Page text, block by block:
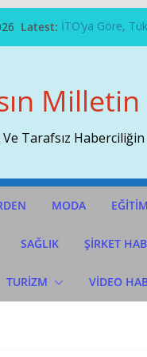
Latest: İTO’ya Göre,
Şehit Pilot
Çekti…
Sivri Biber
Tarafsız
MODA EĞİTİM
SAĞLIK ŞİRKET
TURİZM VİDEO